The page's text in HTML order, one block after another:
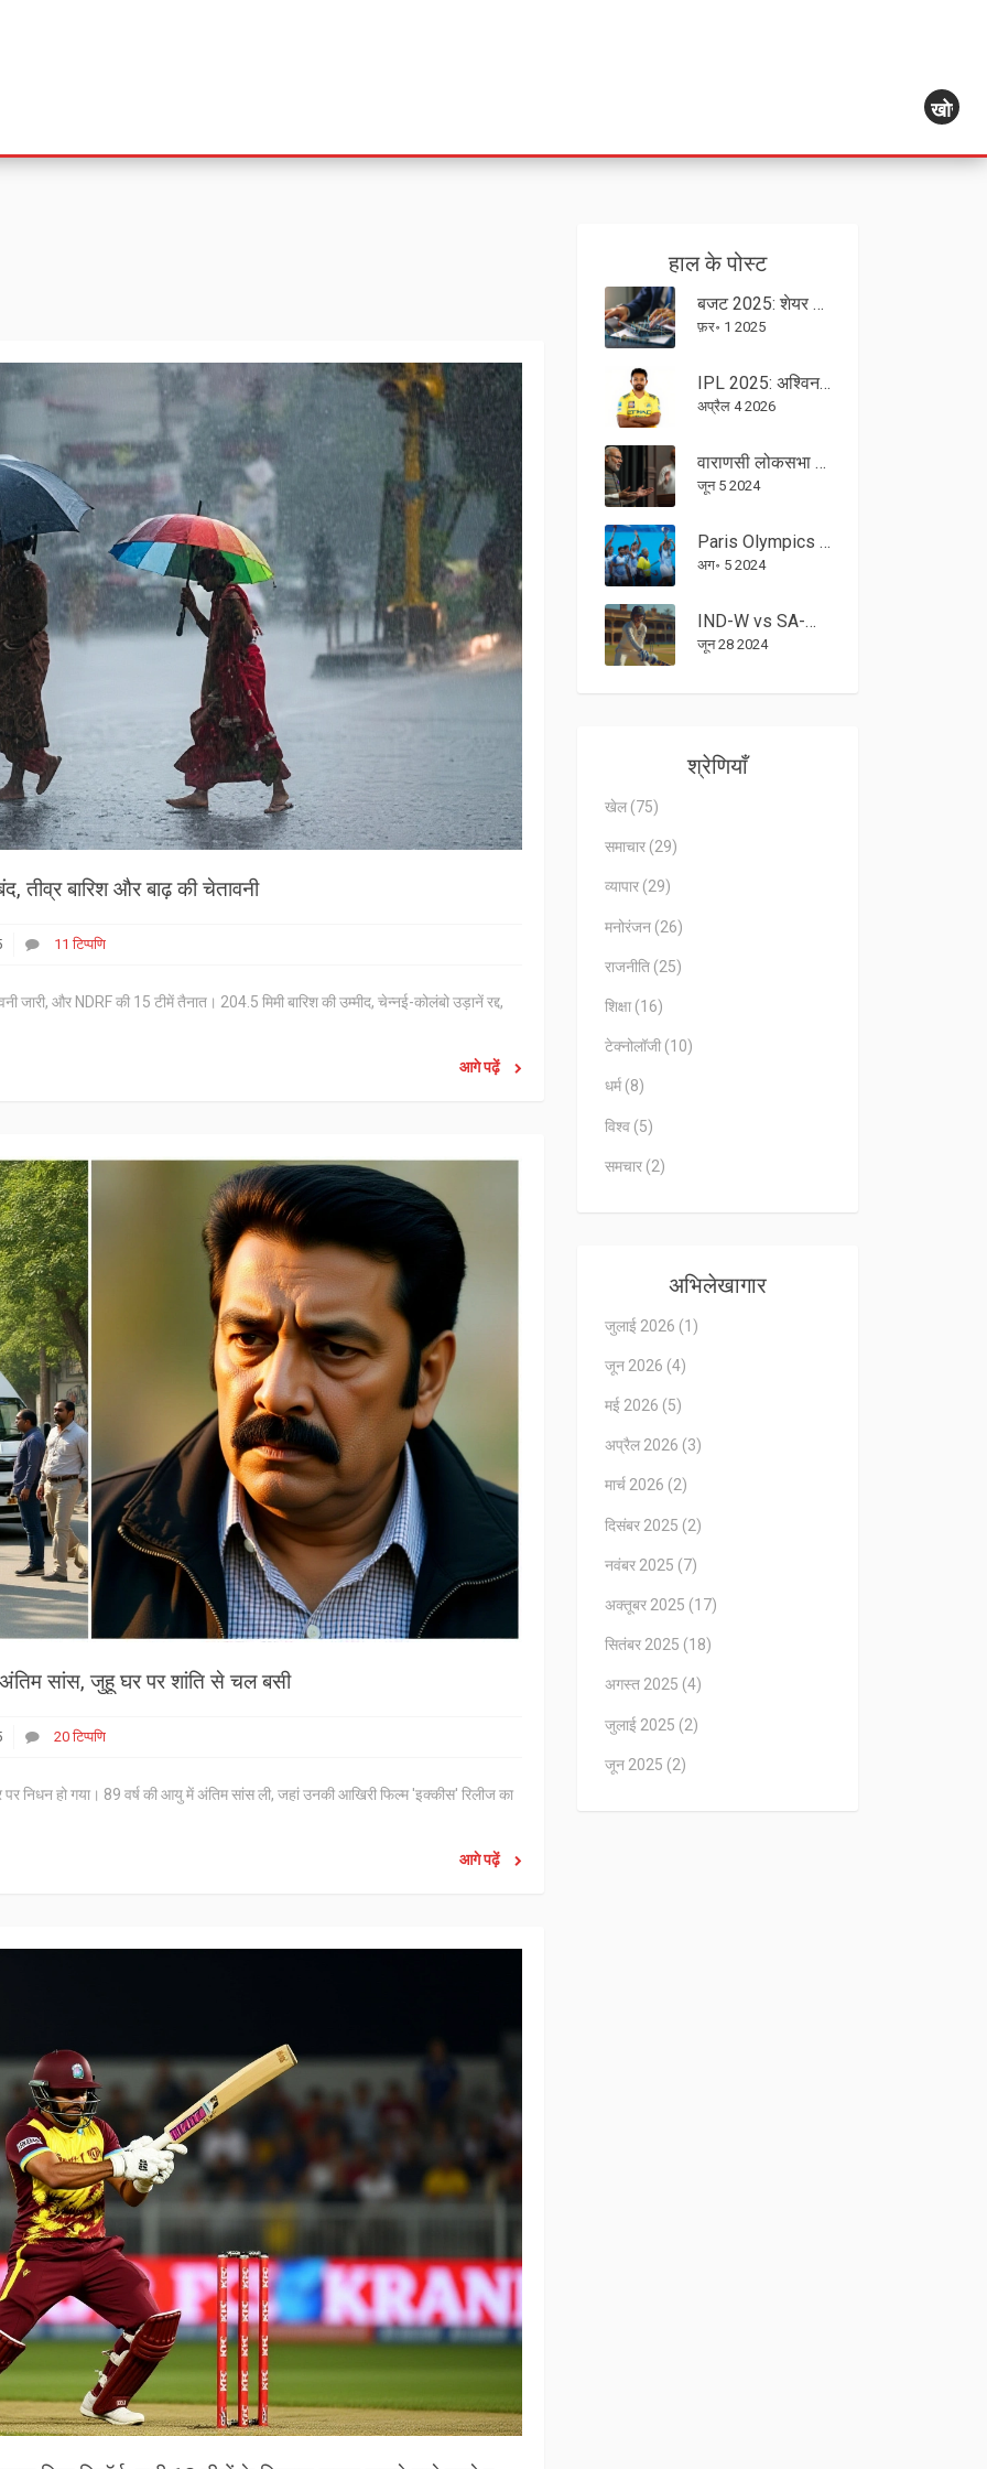
खोज
तीव्र बारिश और बाढ़ की चेतावनी
11 टिप्पणि
और NDRF की 15 टीमें तैनात। 204.5 मिमी बारिश की उम्मीद, चेन्नई-कोलंबो उड़ानें रद्द,
आगे पढ़ें
अंतिम सांस, जुहू घर पर शांति से चल बसी
20 टिप्पणि
निधन हो गया। 89 वर्ष की आयु में अंतिम सांस ली, जहां उनकी आखिरी फिल्म 'इक्कीस' रिलीज का
आगे पढ़ें
हाल के पोस्ट
बजट 2025: शेयर बाजार की लाइव अपडेट्स - फरवरी 1, 2025 में निफ्टी और सेंसेक्स
फ़र॰ 1 2025
IPL 2025: अश्विन की वापसी और नूर अहमद पर बड़ा दांव, CSK ने सजाई अपनी सेना
अप्रैल 4 2026
वाराणसी लोकसभा चुनाव 2024: प्रधानमंत्री नरेंद्र मोदी 33,000 वोटों से आगे
जून 5 2024
Paris Olympics 2024: भारत vs जर्मनी हॉकी सेमीफाइनल मुकाबला लाइव स्ट्रीमिंग तिथि और समय
अग॰ 5 2024
IND-W vs SA-W टेस्ट मैच: पहले दिन का लाइव स्कोर और अपडेट्स
जून 28 2024
श्रेणियाँ
खेल (75)
समाचार (29)
व्यापार (29)
मनोरंजन (26)
राजनीति (25)
शिक्षा (16)
टेक्नोलॉजी (10)
धर्म (8)
विश्व (5)
समचार (2)
अभिलेखागार
जुलाई 2026 (1)
जून 2026 (4)
मई 2026 (5)
अप्रैल 2026 (3)
मार्च 2026 (2)
दिसंबर 2025 (2)
नवंबर 2025 (7)
अक्तूबर 2025 (17)
सितंबर 2025 (18)
अगस्त 2025 (4)
जुलाई 2025 (2)
जून 2025 (2)